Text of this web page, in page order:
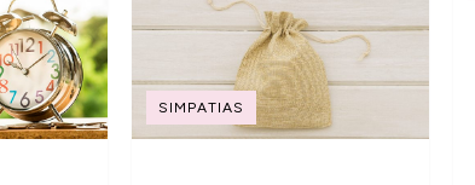
SIMPATIAS